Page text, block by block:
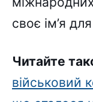
своє ім’я
Читайте
військовий